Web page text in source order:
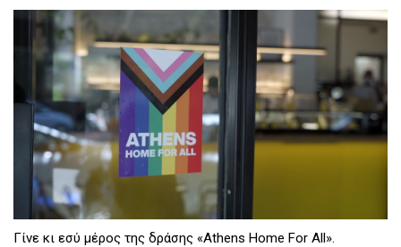
Γίνε κι εσύ μέρος της δράσης «Athens Home For All».